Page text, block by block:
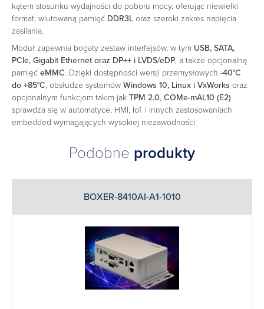
kątem stosunku wydajności do poboru mocy, oferując niewielki
format, wlutowaną pamięć DDR3L oraz szeroki zakres napięcia
zasilania.
Moduł zapewnia bogaty zestaw interfejsów, w tym USB, SATA,
PCIe, Gigabit Ethernet oraz DP++ i LVDS/eDP, a także opcjonalną
pamięć eMMC. Dzięki dostępności wersji przemysłowych -40°C
do +85°C, obsłudze systemów Windows 10, Linux i VxWorks oraz
opcjonalnym funkcjom takim jak TPM 2.0, COMe-mAL10 (E2)
sprawdza się w automatyce, HMI, IoT i innych zastosowaniach
embedded wymagających wysokiej niezawodności
Podobne produkty
BOXER-8410AI-A1-1010